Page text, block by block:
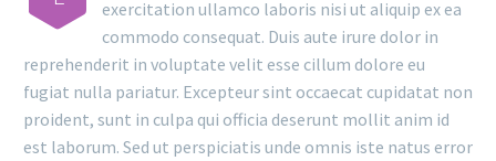
exercitation ullamco laboris nisi ut aliquip ex ea
commodo consequat. Duis aute irure dolor in
reprehenderit in voluptate velit esse cillum dolore eu
fugiat nulla pariatur. Excepteur sint occaecat cupidatat non
proident, sunt in culpa qui officia deserunt mollit anim id
est laborum. Sed ut perspiciatis unde omnis iste natus error